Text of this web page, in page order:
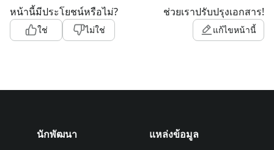
หน้านี้มีประโยชน์หรือไม่?
ใช่ ไม่ใช่
ช่วยเราปรับปรุงเอกสาร!
แก้ไขหน้านี้
นักพัฒนา แหล่งข้อมูล